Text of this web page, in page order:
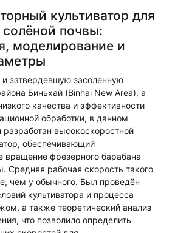
культиватор для
почвы:
моделирование и
затвердевшую засоленную
Биньхай (Binhai New Area), а
качества и эффективности
обработки, в данном
высокоскоростной
обеспечивающий
вращение фрезерного барабана
Средняя рабочая скорость такого
чем у обычного. Был проведён
культиватора и процесса
а также теоретический анализ
что позволило определить